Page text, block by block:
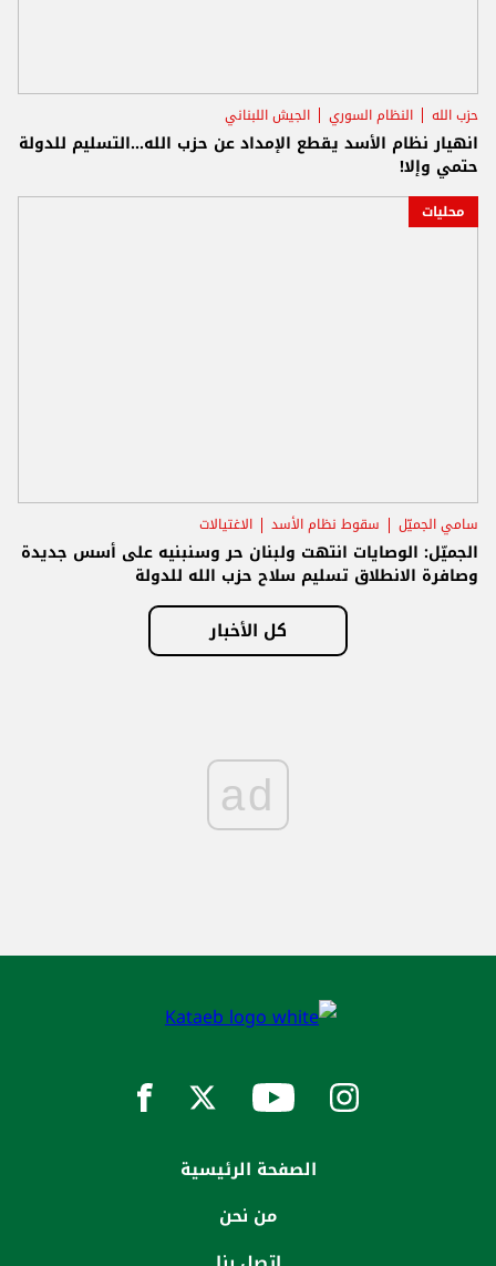
حزب الله النظام السوري الجيش اللبناني
انهيار نظام الأسد يقطع الإمداد عن حزب الله...التسليم للدولة
حتمي وإلا!
محليات
سامي الجميّل سقوط نظام الأسد الاغتيالات
الجميّل: الوصايات انتهت ولبنان حر وسنبنيه على أسس جديدة
وصافرة الانطلاق تسليم سلاح حزب الله للدولة
كل الأخبار
ad
الصفحة الرئيسية
من نحن